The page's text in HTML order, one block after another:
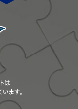
は
ます。